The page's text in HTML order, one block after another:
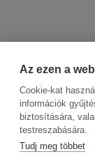
Az ezen a
Cookie-kat
információk
biztosítására,
testreszabására.
Tudj meg többet